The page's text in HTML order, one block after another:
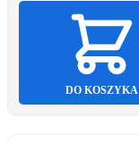
DO KOSZYKA